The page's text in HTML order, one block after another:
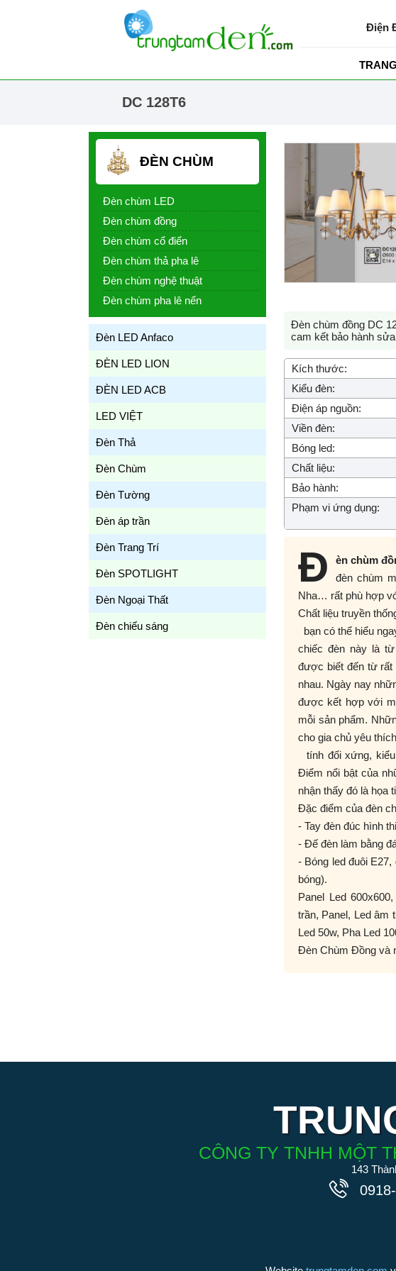
Điện
DC 128T6
Đèn chùm đồng DC
cam kết bảo hành
Kích thước:
Kiểu đèn:
Điện áp nguồn:
Viền đèn:
Bóng led:
Chất liệu:
Bảo hành:
Phạm vi ứng dụng:
Đ
èn chùm
đèn chùm
Nha… rất phù hợp
Chất liệu truyền
bạn có thể hiểu
chiếc đèn này là từ
được biết đến từ rất
nhau. Ngày nay
được kết hợp với
mỗi sản phẩm.
cho gia chủ yêu
tính đối xứng,
Điểm nổi bật của
nhận thấy đó là họa
Đặc điểm của đèn
- Tay đèn đúc hình
- Đế đèn làm bằng
- Bóng led đuôi
bóng).
Panel Led
trần, Panel, Led âm
Led 50w, Pha Led
Đèn Chùm Đồng và
ĐÈN CHÙM
Đèn chùm LED
Đèn chùm đồng
Đèn chùm cổ điển
Đèn chùm thả pha lê
Đèn chùm nghệ thuật
Đèn chùm pha lê nến
Đèn LED Anfaco
ĐÈN LED LION
ĐÈN LED ACB
LED VIỆT
Đèn Thả
Đèn Chùm
Đèn Tường
Đèn áp trần
Đèn Trang Trí
Đèn SPOTLIGHT
Đèn Ngoại Thất
Đèn chiếu sáng
CÔNG TY TNHH MỘT
143